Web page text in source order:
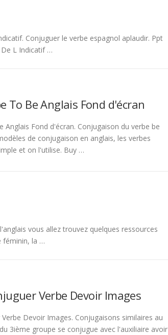
Conjuguer le verbe espagnol aplaudir. Ppt
De L Indicatif …
To Be Anglais Fond d'écran
Anglais Fond d'écran. Conjugaison du verbe be
de conjugaison en anglais, les verbes
et on l'utilise. Buy …
vous allez trouvez quelques ressources
féminin, la …
Verbe Devoir Images
Devoir Images. Conjugaisons similaires au
3ième groupe se conjugue avec l'auxiliaire avoir